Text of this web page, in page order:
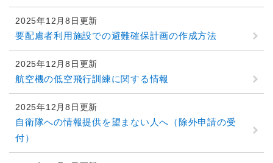
2025年12月8日更新
要配慮者利用施設での避難確保計画の作成方法
2025年12月8日更新
航空機の低空飛行訓練に関する情報
2025年12月8日更新
自衛隊への情報提供を望まない人へ（除外申請の受
付）